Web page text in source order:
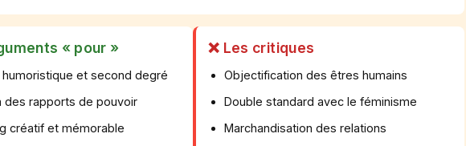
« pour »
et second degré
des rapports de pouvoir
créatif et mémorable
❌ Les critiques
Objectification des êtres humains
Double standard avec le féminisme
Marchandisation des relations